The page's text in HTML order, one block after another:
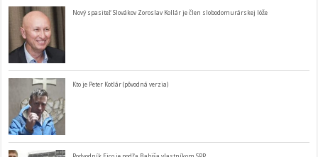
Nový spasiteľ Slovákov Zoroslav Kollár je člen slobodomurárskej lóže
Kto je Peter Kotlár (pôvodná verzia)